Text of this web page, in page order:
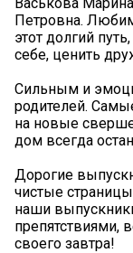
Петровна.
этот долгий
себе, ценить
Сильным и
родителей.
на новые
дом всегда
Дорогие
чистые
наши
препятствиями,
своего завтра!